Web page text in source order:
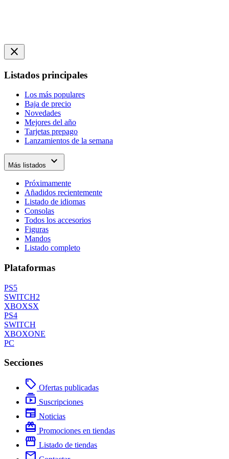
close
Listados principales
Los más populares
Baja de precio
Novedades
Mejores del año
Tarjetas prepago
Lanzamientos de la semana
Más listados expand_more
Próximamente
Añadidos recientemente
Listado de idiomas
Consolas
Todos los accesorios
Figuras
Mandos
Listado completo
Plataformas
PS5
SWITCH2
XBOXSX
PS4
SWITCH
XBOXONE
PC
Secciones
local_offer Ofertas publicadas
subscriptions Suscripciones
newspaper Noticias
redeem Promociones en tiendas
storefront Listado de tiendas
mail